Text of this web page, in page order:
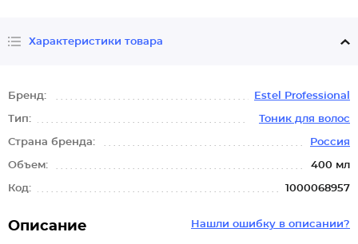
Характеристики товара
Бренд: Estel Professional
Тип: Тоник для волос
Страна бренда: Россия
Объем: 400 мл
Код: 1000068957
Нашли ошибку в описании?
Описание